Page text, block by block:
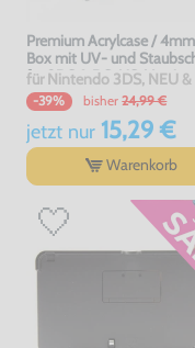
Premium Acrylcase /
Box mit UV- und
für 3DS & DS-US-Version
für Nintendo 3DS, NEU &
-39% bisher 24,99 €
jetzt nur15,29 €
Warenkorb